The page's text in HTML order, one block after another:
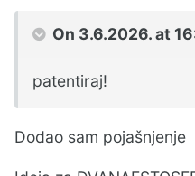
On 3.6.2026. at
patentiraj!
Dodao sam pojašnjenje